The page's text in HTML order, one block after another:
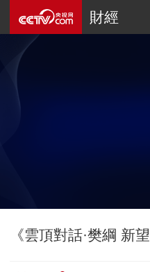
財經
《雲頂對話·樊綱 新望